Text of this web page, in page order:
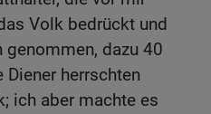
Volk bedrückt und
genommen, dazu 40
Diener herrschten
ich aber machte es